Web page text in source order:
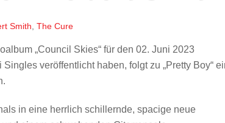
Smith The Cure
„Council Skies“ für den 02. Juni 2023
veröffentlicht haben, folgt zu „Pretty Boy“
in eine herrlich schillernde, spacige neue